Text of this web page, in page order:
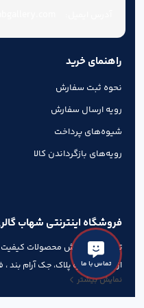
یراق کمد
راهنمای خرید
نحوه ثبت سفارش
رویه ارسال سفارش
شیوه‌های پرداخت
رویه‌های بازگرداندن کالا
فروشگاه اینترنتی شهاب
توسعه و فروش محصولات کیفیت
از قبیل شماره پلاک، جک آرام بند
نمایش بیشتر
تماس با ما